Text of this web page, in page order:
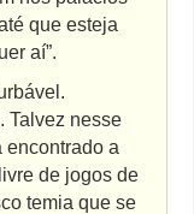
que esteja
aí”.
Talvez nesse
encontrado a
de jogos de
temia que se